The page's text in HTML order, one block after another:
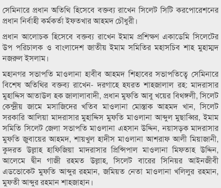
সেমিনারে প্রধান অতিথি হিসেবে বক্তব্য রাখেন সিলেট সিটি করপোরেশনের
প্রধান নির্বাহী কর্মকর্তা ইফতখার আহমদ চৌধুরী।
প্রধান আলোচক হিসেবে বক্তব্য রাখেন ইমাম প্রশিক্ষণ একাডেমি সিলেটের
উপ পরিচালক ও বাংলাদেশ জাতীয় ইমাম সমিতির মহাসচিব শাহ মুহাম্মদ
নজরুল ইসলাম।
মহানগর সভাপতি মাওলানা হাবীব আহমদ শিহাবের সভাপতিত্বে সেমিনারে
বিশেষ অতিথির বক্তব্য রাখেন- দরগাহে হযরত শাহজালাল রহ: মাদরাসার
মুহাদ্দিস আতাউল হক জালালাবাদী, প্রধান মুফতি আবু খয়ের বিথঙ্গলী, সিলেট
কেন্দ্রীয় জামে মসাজিদের খতিব মাওলানা মোস্তাক আহমদ খান, সিলেট
সরকারি আলিয়া মাদরাসার মুহাদ্দিস মুফতি মাওলানা আব্দুল মুছাব্বির, ইমাম
সমিতি সিলেট জেলা সভাপতি মাওলানা এহসান উদ্দিন, নয়াসড়ক মাদরাসার
মুফতি জুবায়ের আহমদ, শায়খুল হাদীস মাওলানা আশরাফ আলী মিয়াজানী,
কুদরত উল্লাহ হাফিজিয়া মাদরাসার প্রিন্সিপাল মাওলানা মিফতাহ উদ্দিন,
আলেমে দ্বীন গাজী রহমত উল্লাহ, সিলেট বারের সিনিয়র আইনজীবী
এডভোকেট মুফতি আব্দুর রহমান, জমিয়ত নেতা মাওলানা খলিলুর রহমান,
মুফতী আব্দুর রহমান শাহজাহান।